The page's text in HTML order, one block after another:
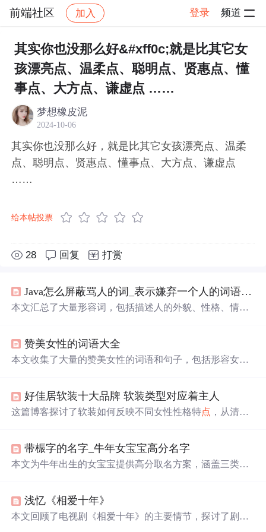
前端社区 加入 登录 频道
社区 前端社区 感慨 帖子详情
其实你也没那么好&#xff0c;就是比其它女
孩漂亮点、温柔点、聪明点、贤惠点、懂
事点、大方点、谦虚点 ……
梦想橡皮泥
2024-10-06
其实你也没那么好，就是比其它女孩漂亮点、温柔
点、聪明点、贤惠点、懂事点、大方点、谦虚点
……
给本帖投票
28 回复 打赏
Java怎么屏蔽骂人的词_表示嫌弃一个人的词语-高级的含蓄的骂人的话-形容很反感一个人成语...
本文汇总了大量形容词，包括描述人的外貌、性格、情绪
赞美女性的词语大全
本文收集了大量的赞美女性的词语和句子，包括形容女性
好佳居软装十大品牌 软装类型对应着主人
这篇博客探讨了软装如何反映不同女性性格特点 ，从清新
择，创造出与主人性格相符的居住空间，体现了个性与空
间美学的完美融合。
带桭字的名字_牛年女宝宝高分名字
本文为牛年出生的女宝宝提供高分取名方案，涵盖三类命
搭配的名字（如悠远、煜婷、沁怡等），详述每个字的寓
意与属性；三是汇总99个高分备选名，覆盖音形义与命理
浅忆《相爱十年》
本文回顾了电视剧《相爱十年》的主要情节，探讨了剧中